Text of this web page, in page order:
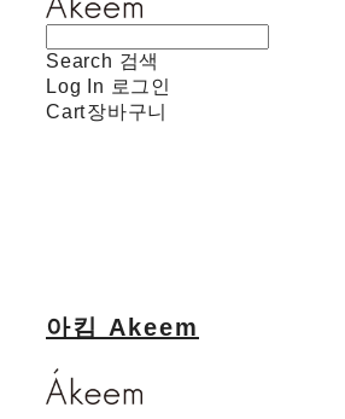
Search 검색
Log In 로그인
Cart장바구니
아킴 Akeem